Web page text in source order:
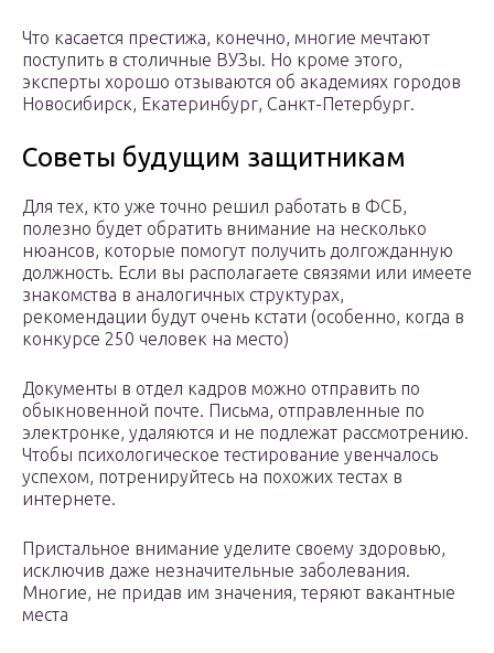
Что касается престижа, конечно, многие мечтают
поступить в столичные ВУЗы. Но кроме этого,
эксперты хорошо отзываются об академиях городов
Новосибирск, Екатеринбург, Санкт-Петербург.
Советы будущим защитникам
Для тех, кто уже точно решил работать в ФСБ,
полезно будет обратить внимание на несколько
нюансов, которые помогут получить долгожданную
должность. Если вы располагаете связями или имеете
знакомства в аналогичных структурах,
рекомендации будут очень кстати (особенно, когда в
конкурсе 250 человек на место)
Документы в отдел кадров можно отправить по
обыкновенной почте. Письма, отправленные по
электронке, удаляются и не подлежат рассмотрению.
Чтобы психологическое тестирование увенчалось
успехом, потренируйтесь на похожих тестах в
интернете.
Пристальное внимание уделите своему здоровью,
исключив даже незначительные заболевания.
Многие, не придав им значения, теряют вакантные
места